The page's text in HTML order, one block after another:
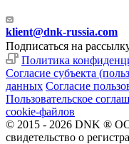
klient@dnk-russia.com
Подписаться на
Политика
Согласие субъекта
данных Согласие
Пользовательское
cookie-файлов
© 2015 - 2026 DNK ®
свидетельство о